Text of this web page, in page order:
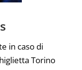
in caso di
Torino